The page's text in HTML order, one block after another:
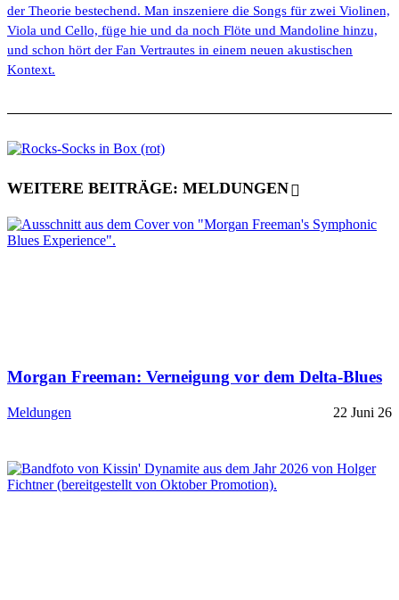
der Theorie bestechend. Man inszeniere die Songs für zwei Violinen,
Viola und Cello, füge hie und da noch Flöte und Mandoline hinzu,
und schon hört der Fan Vertrautes in einem neuen akustischen
Kontext.
WEITERE BEITRÄGE: MELDUNGEN
Morgan Freeman: Verneigung vor dem Delta-Blues
Meldungen 22 Juni 26